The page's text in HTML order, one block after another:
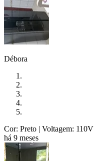
Débora
Cor: Preto | Voltagem: 110V
há 9 meses